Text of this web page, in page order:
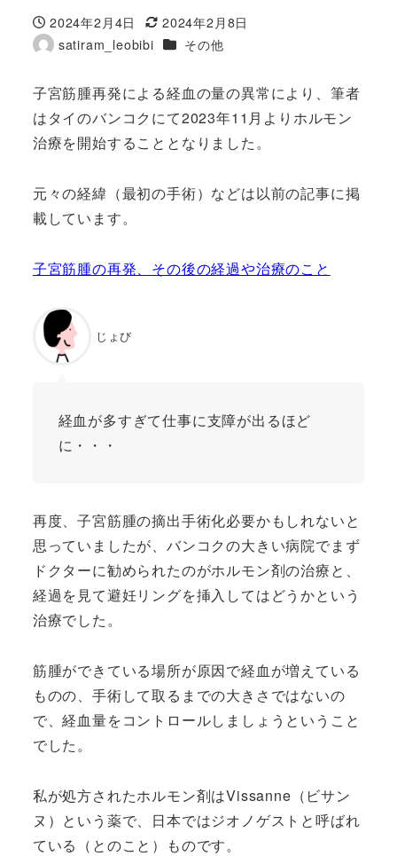
投稿日
2024年2月4日
更新日
2024年2月8日
著
satiram_leobibi カテゴリー
その他
子宮筋腫再発による経血の量の異常により、筆者
はタイのバンコクにて2023年11月よりホルモン
治療を開始することとなりました。
元々の経緯（最初の手術）などは以前の記事に掲
載しています。
子宮筋腫の再発、その後の経過や治療のこと
じょび
経血が多すぎて仕事に支障が出るほど
に・・・
再度、子宮筋腫の摘出手術化必要かもしれないと
思っていましたが、バンコクの大きい病院でまず
ドクターに勧められたのがホルモン剤の治療と、
経過を見て避妊リングを挿入してはどうかという
治療でした。
筋腫ができている場所が原因で経血が増えている
ものの、手術して取るまでの大きさではないの
で、経血量をコントロールしましょうということ
でした。
私が処方されたホルモン剤はVissanne（ビサン
ヌ）という薬で、日本ではジオノゲストと呼ばれ
ている（とのこと）ものです。